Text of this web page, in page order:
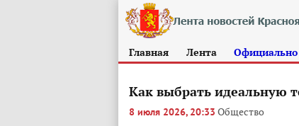
Главная Лента Официально
Как выбрать идеальную
8 июля 2026, 20:33 Общество